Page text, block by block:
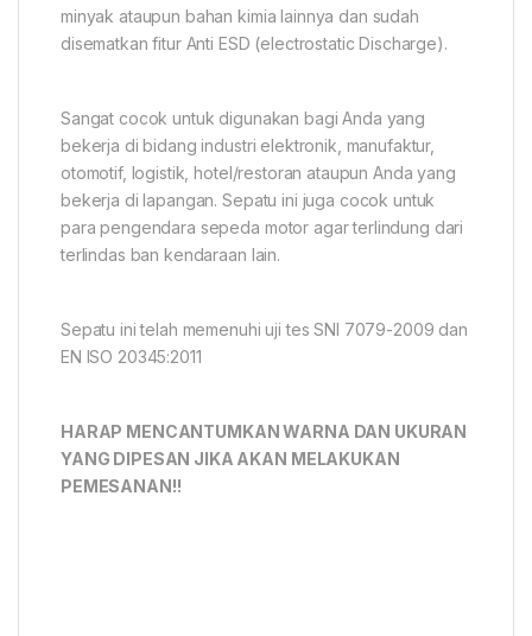
minyak ataupun bahan kimia lainnya dan sudah
disematkan fitur Anti ESD (electrostatic Discharge).
Sangat cocok untuk digunakan bagi Anda yang
bekerja di bidang industri elektronik, manufaktur,
otomotif, logistik, hotel/restoran ataupun Anda yang
bekerja di lapangan. Sepatu ini juga cocok untuk
para pengendara sepeda motor agar terlindung dari
terlindas ban kendaraan lain.
Sepatu ini telah memenuhi uji tes SNI 7079-2009 dan
EN ISO 20345:2011
HARAP MENCANTUMKAN WARNA DAN UKURAN
YANG DIPESAN JIKA AKAN MELAKUKAN
PEMESANAN!!